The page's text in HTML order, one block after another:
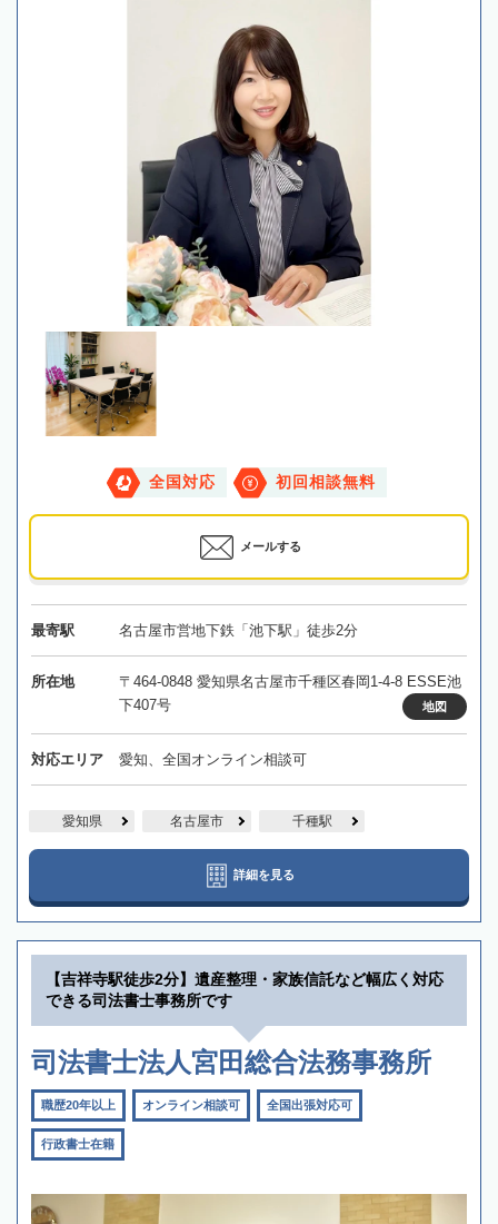
全国対応 初回相談無料
メールする
最寄駅 名古屋市営地下鉄「池下駅」徒歩2分
所在地
〒464-0848 愛知県名古屋市千種区春岡1-4-8 ESSE池
下407号
地図
対応エリア 愛知、全国オンライン相談可
愛知県 名古屋市 千種駅
詳細を見る
【吉祥寺駅徒歩2分】遺産整理・家族信託など幅広く対応
できる司法書士事務所です
司法書士法人宮田総合法務事務所
職歴20年以上 オンライン相談可 全国出張対応可
行政書士在籍